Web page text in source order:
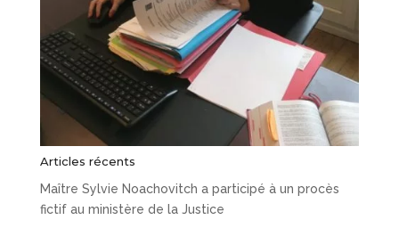
Articles récents
Maître Sylvie Noachovitch a participé à un procès
fictif au ministère de la Justice